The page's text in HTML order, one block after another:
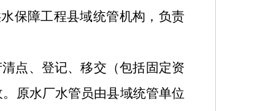
保障工程县域统管机构，负责
点、登记、移交（包括固定资
。原水厂水管员由县域统管单位